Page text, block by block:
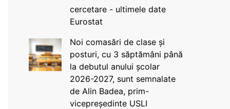
cercetare - ultimele date
Eurostat
Noi comasări de clase și
posturi, cu 3 săptămâni până
la debutul anului școlar
2026-2027, sunt semnalate
de Alin Badea, prim-
vicepreședinte USLI